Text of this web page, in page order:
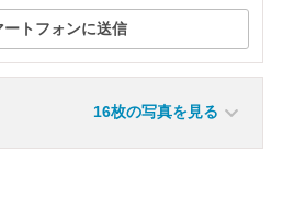
トフォンに送信
16枚の写真を見る